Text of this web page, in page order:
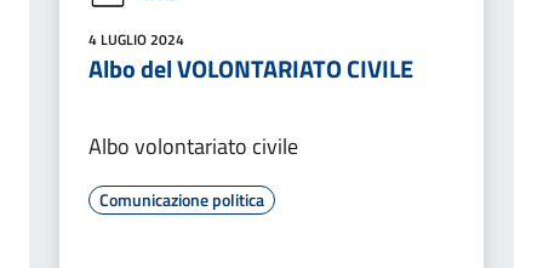
4 LUGLIO 2024
Albo del VOLONTARIATO CIVILE
Albo volontariato civile
Comunicazione politica